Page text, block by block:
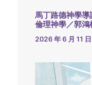
馬丁路德神學導
倫理神學／郭鴻
2026 年 6 月 11 日